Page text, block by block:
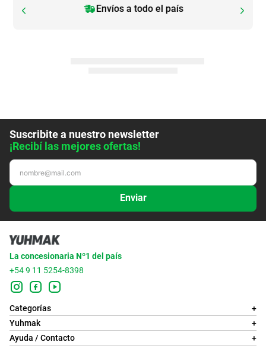
Envíos a todo el país
Suscribite a nuestro newsletter
¡Recibí las mejores ofertas!
Enviar
La concesionaria Nº1 del país
+54 9 11 5254-8398
Categorías
+
Yuhmak
+
Ayuda / Contacto
+